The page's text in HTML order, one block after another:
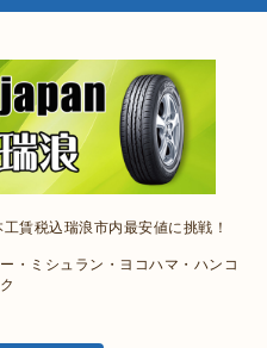
賃税込瑞浪市内最安値に挑戦！
・ミシュラン・ヨコハマ・ハンコ